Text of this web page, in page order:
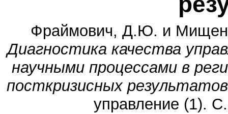
Фраймович, Д.Ю. и
Диагностика качества
научными процессами в
посткризисных
управление (1).